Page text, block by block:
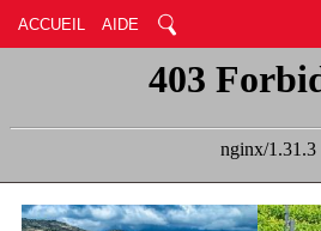
ACCUEIL AIDE